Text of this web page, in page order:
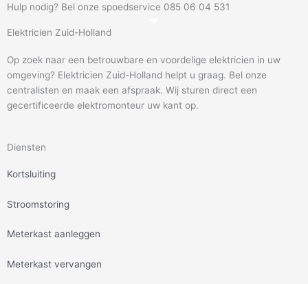
Hulp nodig? Bel onze spoedservice 085 06 04 531
Elektricien Zuid-Holland
Op zoek naar een betrouwbare en voordelige elektricien in uw
omgeving? Elektricien Zuid-Holland helpt u graag. Bel onze
centralisten en maak een afspraak. Wij sturen direct een
gecertificeerde elektromonteur uw kant op.
Diensten
Kortsluiting
Stroomstoring
Meterkast aanleggen
Meterkast vervangen